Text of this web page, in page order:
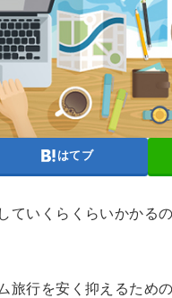
はてブ
ていくらくらいかかる
旅行を安く抑えるため